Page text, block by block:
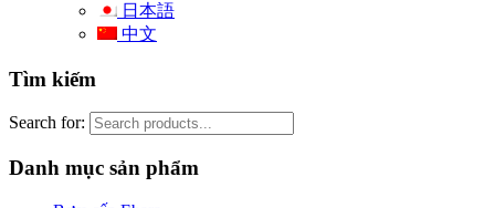
日本語
中文
Tìm kiếm
Search for:
Danh mục sản phẩm